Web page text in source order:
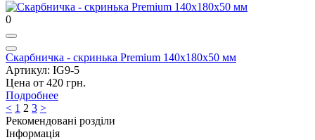
0
Скарбничка - скринька Premium 140х180х50 мм
Артикул: IG9-5
Цена от 420 грн.
Подробнее
< 1 2 3 >
Рекомендовані розділи
Інформація